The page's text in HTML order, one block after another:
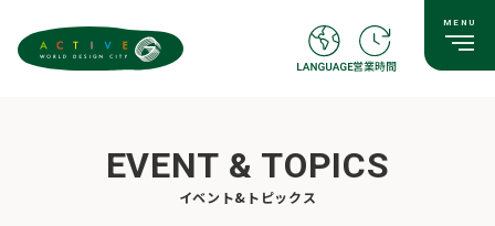
EVENT & TOPICS
イベント&トピックス